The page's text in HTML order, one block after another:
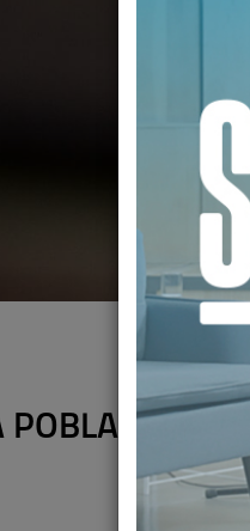
POBLACIÓN